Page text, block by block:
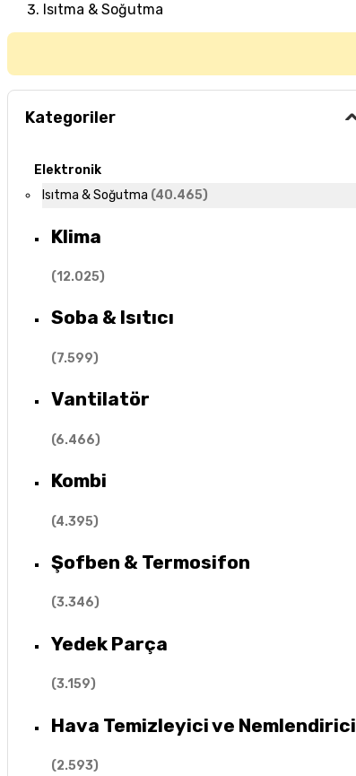
Isıtma & Soğutma
Kategoriler
Elektronik
Isıtma & Soğutma (40.465)
Klima
(12.025)
Soba & Isıtıcı
(7.599)
Vantilatör
(6.466)
Kombi
(4.395)
Şofben & Termosifon
(3.346)
Yedek Parça
(3.159)
Hava Temizleyici ve Nemlendirici
(2.593)